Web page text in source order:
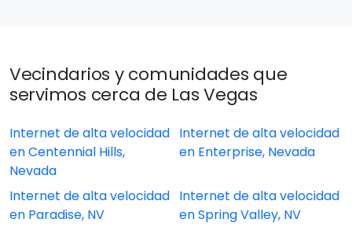
Vecindarios y comunidades que
servimos cerca de Las Vegas
Internet de alta velocidad
en Centennial Hills,
Nevada
Internet de alta velocidad
en Enterprise, Nevada
Internet de alta velocidad
en Paradise, NV
Internet de alta velocidad
en Spring Valley, NV